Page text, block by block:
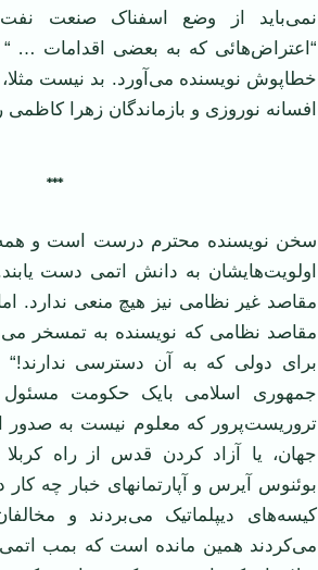
نمی‌بايد از وضع اسفناک صنعت نفت
“اعتراض‌هائی که به بعضی اقدامات …
خطاپوش نويسنده می‌آورد. بد نيست مثلا،
افسانه نوروزی و بازماندگان زهرا کاظمی
***
سخن نويسنده محترم درست است و همه
اولويت‌هايشان به دانش اتمی دست
مقاصد غير نظامی نيز هيچ منعی ندارد.
مقاصد نظامی که نويسنده به تمسخر
برای دولی که به آن دسترسی
جمهوری اسلامی بايک حکومت مسئول
تروريست‌پرور که معلوم نيست به صدور
جهان، يا آزاد کردن قدس از راه
بوئنوس آيرس و آپارتمانهای خبار چه کار
کيسه‌های ديپلماتيک می‌بردند و
می‌کردند همين مانده است که بمب اتمی